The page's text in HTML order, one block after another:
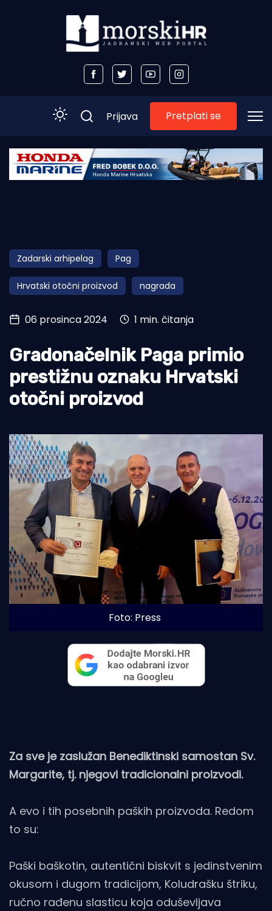
Početna
Obala
Otoci
Turizam i nautika
Pomorstvo
Ekologija
Tradicija i kultura
Prijava Pretplati se
Zadarski arhipelag Pag
Hrvatski otočni proizvod nagrada
06 prosinca 2024 1 min. čitanja
Gradonačelnik Paga primio
prestižnu oznaku Hrvatski
otočni proizvod
Foto: Press
Za sve je zaslužan Benediktinski samostan Sv.
Margarite, tj. njegovi tradicionalni proizvodi.
A evo i tih posebnih paških proizvoda. Redom
to su:
Paški baškotin, autentični biskvit s jedinstvenim
okusom i dugom tradicijom, Koludrašku štriku,
ručno rađenu slasticu koja oduševljava